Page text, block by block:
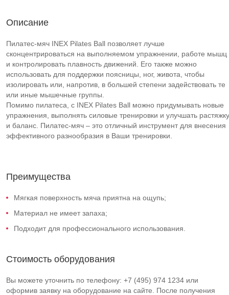
Описание
Пилатес-мяч INEX Pilates Ball позволяет лучше
сконцентрироваться на выполняемом упражнении, работе мышц
и контролировать плавность движений. Его также можно
использовать для поддержки поясницы, ног, живота, чтобы
изолировать или, напротив, в большей степени задействовать те
или иные мышечные группы.
Помимо пилатеса, с INEX Pilates Ball можно придумывать новые
упражнения, выполнять силовые тренировки и улучшать растяжку
и баланс. Пилатес-мяч – это отличный инструмент для внесения
эффективного разнообразия в Ваши тренировки.
Преимущества
Мягкая поверхность мяча приятна на ощупь;
Материал не имеет запаха;
Подходит для профессионального использования.
Стоимость оборудования
Вы можете уточнить по телефону: +7 (495) 974 1234 или
оформив заявку на оборудование на сайте. После получения